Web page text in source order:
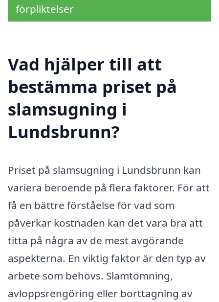
förpliktelser
Vad hjälper till att
bestämma priset på
slamsugning i
Lundsbrunn?
Priset på slamsugning i Lundsbrunn kan
variera beroende på flera faktorer. För att
få en bättre förståelse för vad som
påverkar kostnaden kan det vara bra att
titta på några av de mest avgörande
aspekterna. En viktig faktor är den typ av
arbete som behövs. Slamtömning,
avloppsrengöring eller borttagning av